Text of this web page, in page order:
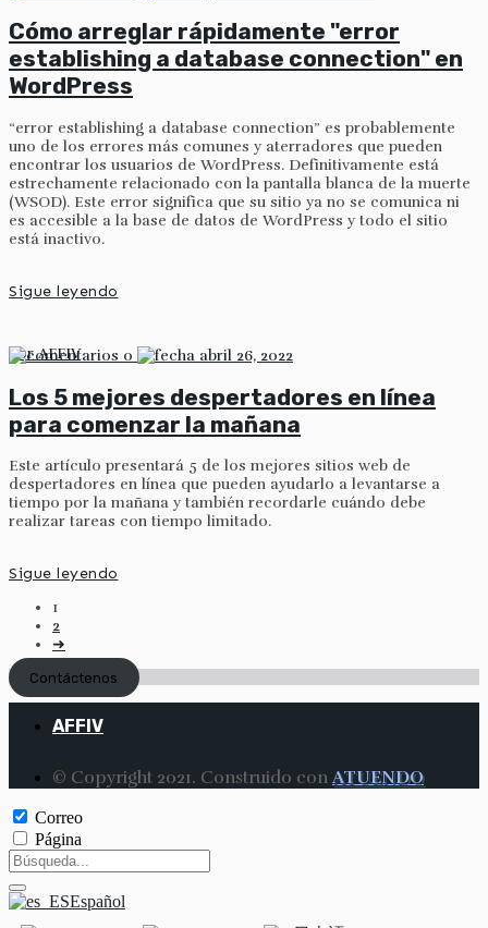
Cómo arreglar rápidamente "error
establishing a database connection" en
WordPress
“error establishing a database connection” es probablemente
uno de los errores más comunes y aterradores que pueden
encontrar los usuarios de WordPress. Definitivamente está
estrechamente relacionado con la pantalla blanca de la muerte
(WSOD). Este error significa que su sitio ya no se comunica ni
es accesible a la base de datos de WordPress y todo el sitio
está inactivo.
Sigue leyendo
por AFFIV 0 abril 26, 2022
Los 5 mejores despertadores en línea
para comenzar la mañana
Este artículo presentará 5 de los mejores sitios web de
despertadores en línea que pueden ayudarlo a levantarse a
tiempo por la mañana y también recordarle cuándo debe
realizar tareas con tiempo limitado.
Sigue leyendo
Navegación
entradas
1
2
➜
Contáctenos
AFFIV
© Copyright 2021. Construido con ATUENDO
Correo
Página
Español